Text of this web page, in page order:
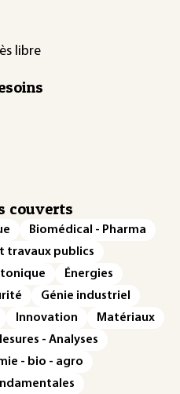
libre
couverts
Biomédical - Pharma
travaux publics
Énergies
Génie industriel
Innovation
Matériaux
- Analyses
- bio - agro